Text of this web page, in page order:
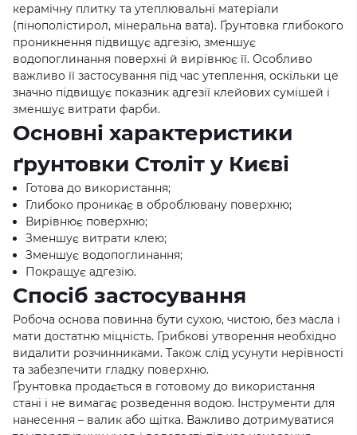
керамічну плитку та утеплювальні матеріали
(пінополістирол, мінеральна вата). Ґрунтовка глибокого
проникнення підвищує адгезію, зменшує
водопоглинання поверхні й вирівнює її. Особливо
важливо її застосування під час утеплення, оскільки це
значно підвищує показник адгезії клейових сумішей і
зменшує витрати фарби.
Основні характеристики
ґрунтовки Століт у Києві
Готова до використання;
Глибоко проникає в оброблювану поверхню;
Вирівнює поверхню;
Зменшує витрати клею;
Зменшує водопоглинання;
Покращує адгезію.
Спосіб застосування
Робоча основа повинна бути сухою, чистою, без масла і
мати достатню міцність. Грибкові утворення необхідно
видалити розчинниками. Також слід усунути нерівності
та забезпечити гладку поверхню.
Ґрунтовка продається в готовому до використання
стані і не вимагає розведення водою. Інструменти для
нанесення – валик або щітка. Важливо дотримуватися